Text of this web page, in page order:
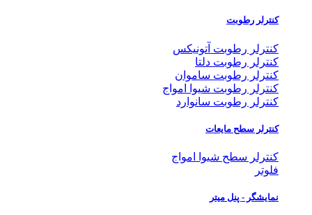
کنترلر رطوبت
کنترلر رطوبت آتونیکس
کنترلر رطوبت دلتا
کنترلر رطوبت ساموان
کنترلر رطوبت شیوا امواج
کنترلر رطوبت سانوارد
کنترلر سطح مایعات
کنترلر سطح شیوا امواج
فلوتر
نمایشگر - پنل میتر